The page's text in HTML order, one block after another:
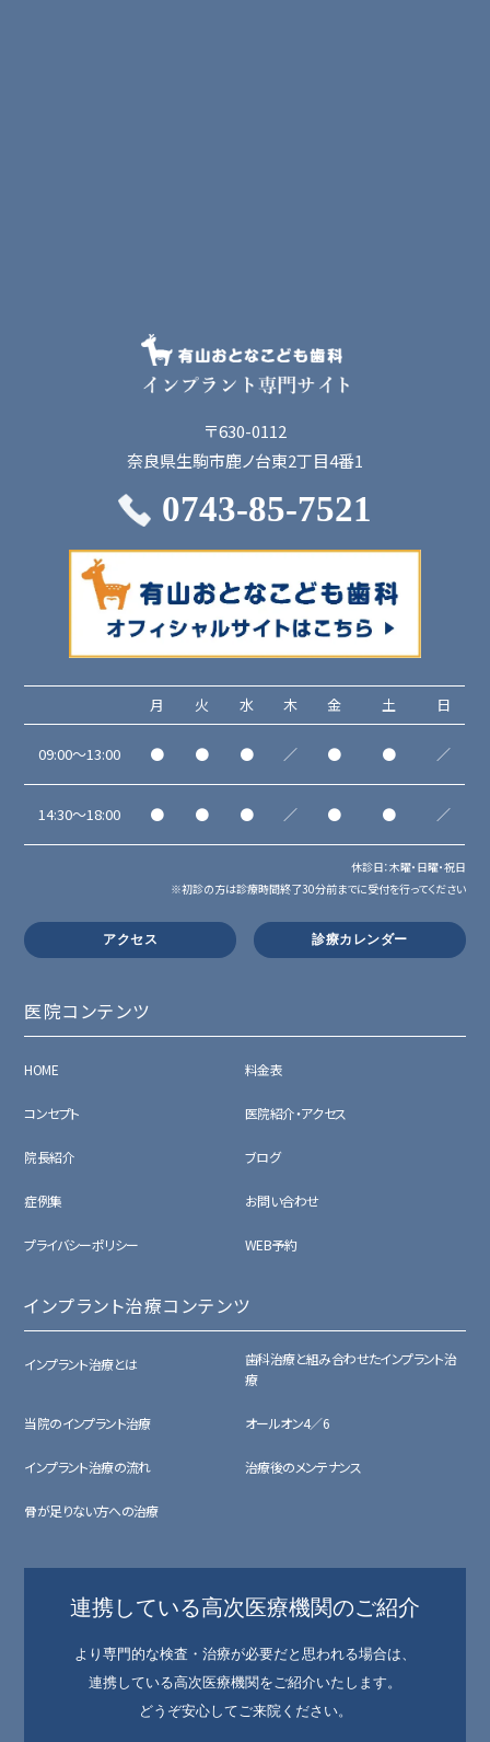
〒630-0112
奈良県生駒市鹿ノ台東2丁目4番1
0743-85-7521
月 火 水 木 金 土 日
09:00～13:00 ● ● ● ／ ● ● ／
14:30～18:00 ● ● ● ／ ● ● ／
休診日：木曜・日曜・祝日
※初診の方は診療時間終了30分前までに受付を行ってください
アクセス 診療カレンダー
医院コンテンツ
HOME 料金表
コンセプト 医院紹介・アクセス
院長紹介 ブログ
症例集 お問い合わせ
プライバシーポリシー WEB予約
インプラント治療コンテンツ
インプラント治療とは
歯科治療と組み合わせたインプラント治
療
当院のインプラント治療 オールオン4／6
インプラント治療の流れ 治療後のメンテナンス
骨が足りない方への治療
連携している高次医療機関のご紹介
より専門的な検査・治療が必要だと思われる場合は、
連携している高次医療機関をご紹介いたします。
どうぞ安心してご来院ください。